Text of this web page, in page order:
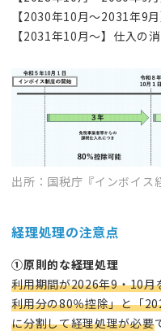
【2030年10月～2031年9
【2031年10月～】仕入の
出所：国税庁『インボイス
経理処理の注意点
①原則的な経理処理
利用期間が2026年9・10
利用分の80％控除」と「
に分割して経理処理が必要